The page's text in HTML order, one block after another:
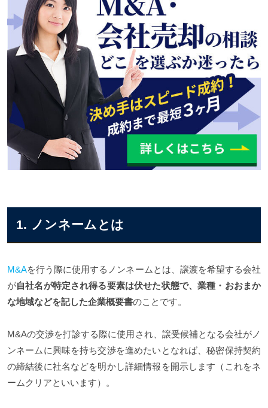
ノンネーム後に開示される企業概要書について
ノンネームのまとめ
1. ノンネームとは
M&Aを行う際に使用するノンネームとは、譲渡を希望する会社
が自社名が特定され得る要素は伏せた状態で、業種・おおまか
な地域などを記した企業概要書のことです。
M&Aの交渉を打診する際に使用され、譲受候補となる会社がノ
ンネームに興味を持ち交渉を進めたいとなれば、秘密保持契約
の締結後に社名などを明かし詳細情報を開示します（これをネ
ームクリアといいます）。